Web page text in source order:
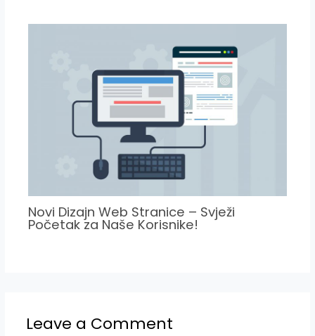
Novi Dizajn Web Stranice – Svježi
Početak za Naše Korisnike!
Leave a Comment